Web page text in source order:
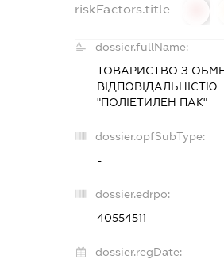
riskFactors.title
dossier.fullName:
ТОВАРИСТВО З
ВІДПОВІДАЛЬНІСТЮ
"ПОЛІЕТИЛЕН ПАК"
dossier.opfSubType:
-
dossier.edrpo:
40554511
dossier.regDate: